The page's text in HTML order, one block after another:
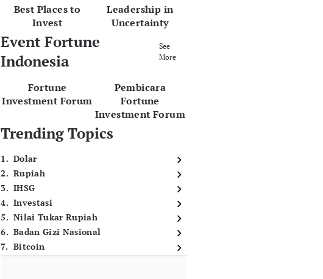
Best Places to
Invest
Leadership in
Uncertainty
Event Fortune
Indonesia
See
More
Fortune
Investment Forum
Pembicara
Fortune
Investment Forum
Trending Topics
1. Dolar
2. Rupiah
3. IHSG
4. Investasi
5. Nilai Tukar Rupiah
6. Badan Gizi Nasional
7. Bitcoin